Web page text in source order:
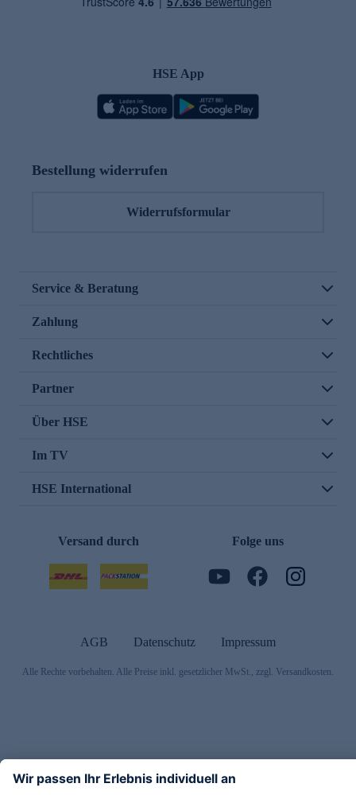
HSE App
Bestellung widerrufen
Widerrufsformular
Service & Beratung
Zahlung
Rechtliches
Partner
Über HSE
Im TV
HSE International
Versand durch Folge uns
AGB Datenschutz Impressum
Alle Rechte vorbehalten. Alle Preise inkl. gesetzlicher MwSt., zzgl. Versandkosten.